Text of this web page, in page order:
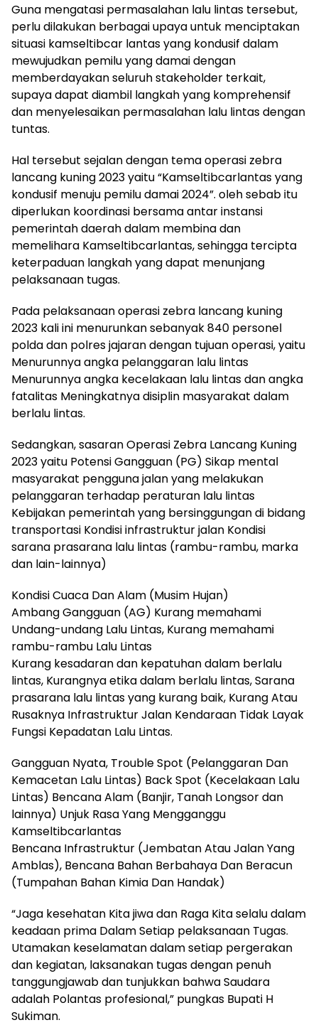
Guna mengatasi permasalahan lalu lintas tersebut,
perlu dilakukan berbagai upaya untuk menciptakan
situasi kamseltibcar lantas yang kondusif dalam
mewujudkan pemilu yang damai dengan
memberdayakan seluruh stakeholder terkait,
supaya dapat diambil langkah yang komprehensif
dan menyelesaikan permasalahan lalu lintas dengan
tuntas.
Hal tersebut sejalan dengan tema operasi zebra
lancang kuning 2023 yaitu “Kamseltibcarlantas yang
kondusif menuju pemilu damai 2024”. oleh sebab itu
diperlukan koordinasi bersama antar instansi
pemerintah daerah dalam membina dan
memelihara Kamseltibcarlantas, sehingga tercipta
keterpaduan langkah yang dapat menunjang
pelaksanaan tugas.
Pada pelaksanaan operasi zebra lancang kuning
2023 kali ini menurunkan sebanyak 840 personel
polda dan polres jajaran dengan tujuan operasi, yaitu
Menurunnya angka pelanggaran lalu lintas
Menurunnya angka kecelakaan lalu lintas dan angka
fatalitas Meningkatnya disiplin masyarakat dalam
berlalu lintas.
Sedangkan, sasaran Operasi Zebra Lancang Kuning
2023 yaitu Potensi Gangguan (PG) Sikap mental
masyarakat pengguna jalan yang melakukan
pelanggaran terhadap peraturan lalu lintas
Kebijakan pemerintah yang bersinggungan di bidang
transportasi Kondisi infrastruktur jalan Kondisi
sarana prasarana lalu lintas (rambu-rambu, marka
dan lain-lainnya)
Kondisi Cuaca Dan Alam (Musim Hujan)
Ambang Gangguan (AG) Kurang memahami
Undang-undang Lalu Lintas, Kurang memahami
rambu-rambu Lalu Lintas
Kurang kesadaran dan kepatuhan dalam berlalu
lintas, Kurangnya etika dalam berlalu lintas, Sarana
prasarana lalu lintas yang kurang baik, Kurang Atau
Rusaknya Infrastruktur Jalan Kendaraan Tidak Layak
Fungsi Kepadatan Lalu Lintas.
Gangguan Nyata, Trouble Spot (Pelanggaran Dan
Kemacetan Lalu Lintas) Back Spot (Kecelakaan Lalu
Lintas) Bencana Alam (Banjir, Tanah Longsor dan
lainnya) Unjuk Rasa Yang Mengganggu
Kamseltibcarlantas
Bencana Infrastruktur (Jembatan Atau Jalan Yang
Amblas), Bencana Bahan Berbahaya Dan Beracun
(Tumpahan Bahan Kimia Dan Handak)
“Jaga kesehatan Kita jiwa dan Raga Kita selalu dalam
keadaan prima Dalam Setiap pelaksanaan Tugas.
Utamakan keselamatan dalam setiap pergerakan
dan kegiatan, laksanakan tugas dengan penuh
tanggungjawab dan tunjukkan bahwa Saudara
adalah Polantas profesional,” pungkas Bupati H
Sukiman.